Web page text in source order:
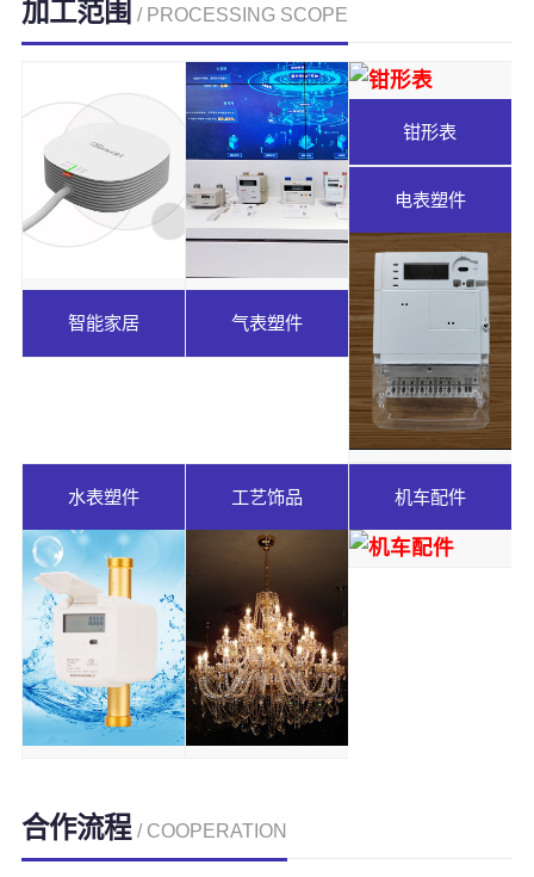
加工范围 / PROCESSING SCOPE
智能家居 气表塑件
钳形表
电表塑件
水表塑件 工艺饰品 机车配件
合作流程 / COOPERATION